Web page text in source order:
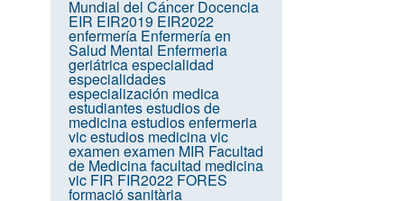
Mundial del Cáncer Docencia
EIR EIR2019 EIR2022
enfermería Enfermería en
Salud Mental Enfermeria
geriátricaespecialidad
especialidades
especialización medica
estudiantesestudios de
medicinaestudios enfermeria
vicestudios medicina vic
examen examen MIR Facultad
de Medicinafacultad medicina
vic FIR FIR2022 FORES
formació sanitària